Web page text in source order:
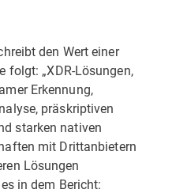
den Wert einer
folgt: „XDR-Lösungen,
Erkennung,
präskriptiven
starken nativen
mit Drittanbietern
Lösungen
in dem Bericht: